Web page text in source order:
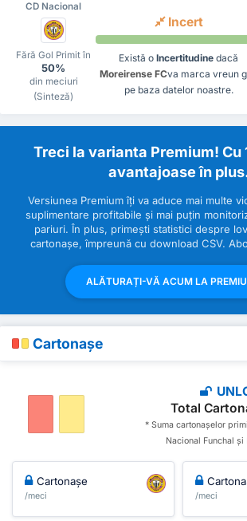
CD Nacional
Fără Gol Primit în
50%
din meciuri
(Sinteză)
Incert
Există o Incertitudine dacă
Moreirense FCva marca vreun
pe baza datelor noastre.
Treci la varianta Premium! Cu
avantajoase în
Versiunea Premium îți va aduce mai multe
suplimentare profitabile și mai puțin
pariuri. În plus, primești statistici despre
cartonașe, împreună cu download CSV.
ALĂTURAȚI-VĂ ACUM LA
Cartonașe
Total
* Suma cartonașelor
Nacional Funchal și
Cartonașe
/meci /meci